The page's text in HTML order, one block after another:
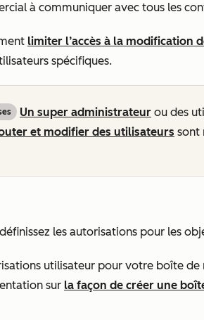
à communiquer avec tous les
limiter l’accès à la modification
spécifiques.
Un super administrateur ou des
et modifier des utilisateurs sont
les autorisations pour les
utilisateur pour votre boîte
sur la façon de créer une